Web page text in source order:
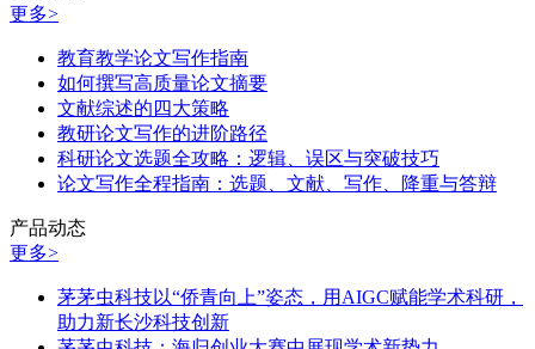
更多>
教育教学论文写作指南
如何撰写高质量论文摘要
文献综述的四大策略
教研论文写作的进阶路径
科研论文选题全攻略：逻辑、误区与突破技巧
论文写作全程指南：选题、文献、写作、降重与答辩
产品动态
更多>
茅茅虫科技以“侨青向上”姿态，用AIGC赋能学术科研，
助力新长沙科技创新